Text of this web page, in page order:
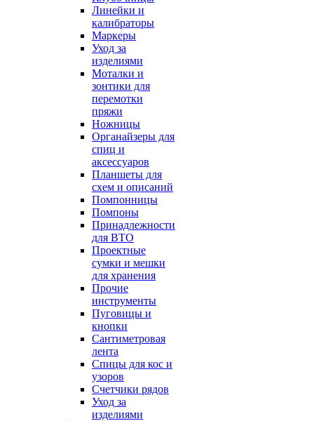
Линейки и
калибраторы
Маркеры
Уход за
изделиями
Моталки и
зонтики для
перемотки
пряжи
Ножницы
Органайзеры для
спиц и
аксессуаров
Планшеты для
схем и описаний
Помпонницы
Помпоны
Принадлежности
для ВТО
Проектные
сумки и мешки
для хранения
Прочие
инструменты
Пуговицы и
кнопки
Сантиметровая
лента
Спицы для кос и
узоров
Счетчики рядов
Уход за
изделиями